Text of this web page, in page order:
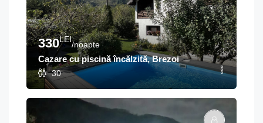
330LEI
/noapte
Cazare cu piscină încălzită, Brezoi
30